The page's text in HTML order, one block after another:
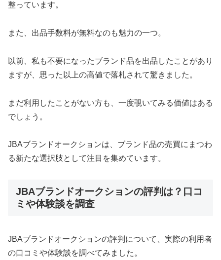
整っています。
また、出品手数料が無料なのも魅力の一つ。
以前、私も不要になったブランド品を出品したことがあり
ますが、思った以上の高値で落札されて驚きました。
まだ利用したことがない方も、一度覗いてみる価値はある
でしょう。
JBAブランドオークションは、ブランド品の売買にまつわ
る新たな選択肢として注目を集めています。
JBAブランドオークションの評判は？口コ
ミや体験談を調査
JBAブランドオークションの評判について、実際の利用者
の口コミや体験談を調べてみました。